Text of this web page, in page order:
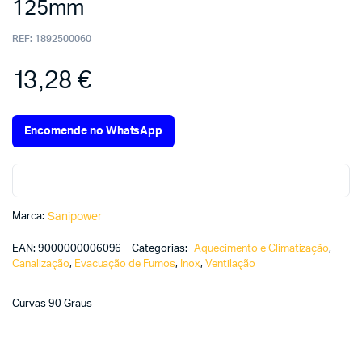
125mm
REF: 1892500060
13,28€
Encomende no WhatsApp
Marca: Sanipower
EAN: 9000000006096 Categorias: Aquecimento e Climatização,
Canalização, Evacuação de Fumos, Inox, Ventilação
Curvas 90 Graus